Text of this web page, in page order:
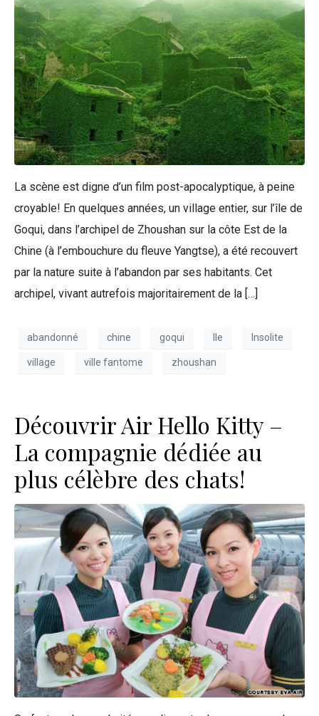
La scène est digne d’un film post-apocalyptique, à peine
croyable! En quelques années, un village entier, sur l’île de
Goqui, dans l’archipel de Zhoushan sur la côte Est de la
Chine (à l’embouchure du fleuve Yangtse), a été recouvert
par la nature suite à l’abandon par ses habitants. Cet
archipel, vivant autrefois majoritairement de la […]
abandonné chine goqui Ile Insolite
village ville fantome zhoushan
Découvrir Air Hello Kitty –
La compagnie dédiée au
plus célèbre des chats!